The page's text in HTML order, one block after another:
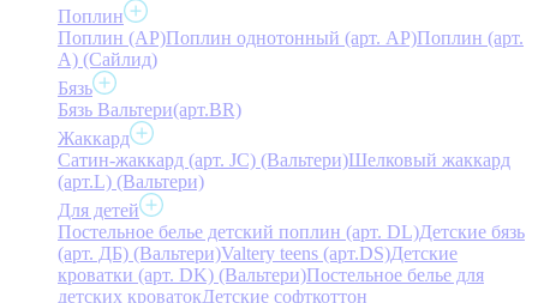
Поплин
Поплин (AP)Поплин однотонный (арт. AP)Поплин (арт.
А) (Сайлид)
Бязь
Бязь Вальтери(арт.BR)
Жаккард
Сатин-жаккард (арт. JC) (Вальтери)Шелковый жаккард
(арт.L) (Вальтери)
Для детей
Постельное белье детский поплин (арт. DL)Детские бязь
(арт. ДБ) (Вальтери)Valtery teens (арт.DS)Детские
кроватки (арт. DK) (Вальтери)Постельное белье для
детских кроватокДетские софткоттон